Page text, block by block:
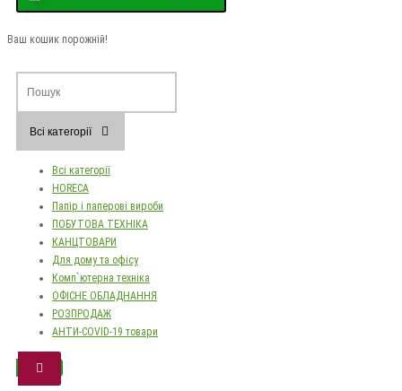
Ваш кошик порожній!
Всі категорії
Всі категорії
HORECA
Папір і паперові вироби
ПОБУТОВА ТЕХНІКА
КАНЦТОВАРИ
Для дому та офісу
Комп`ютерна техніка
ОФІСНЕ ОБЛАДНАННЯ
РОЗПРОДАЖ
АНТИ-COVID-19 товари